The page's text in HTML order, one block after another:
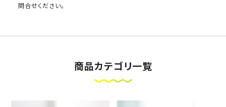
問合せください。
商品カテゴリ一覧